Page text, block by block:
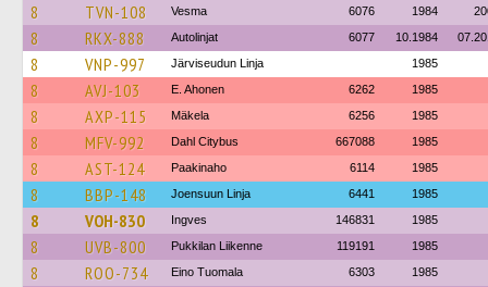
8 TVN-108 Vesma 6076 1984
8 RKX-888 Autolinjat 6077 10.1984
8 VNP-997 Järviseudun Linja 1985
8 AVJ-103 E. Ahonen 6262 1985
8 AXP-115 Mäkela 6256 1985
8 MFV-992 Dahl Citybus 667088 1985
8 AST-124 Paakinaho 6114 1985
8 BBP-148 Joensuun Linja 6441 1985
8 VOH-830 Ingves 146831 1985
8 UVB-800 Pukkilan Liikenne 119191 1985
8 ROO-734 Eino Tuomala 6303 1985